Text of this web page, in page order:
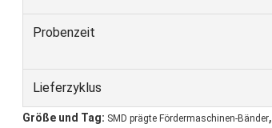
Probenzeit
Lieferzyklus
Größe und Tag: SMD prägte Fördermaschinen-Bänder,